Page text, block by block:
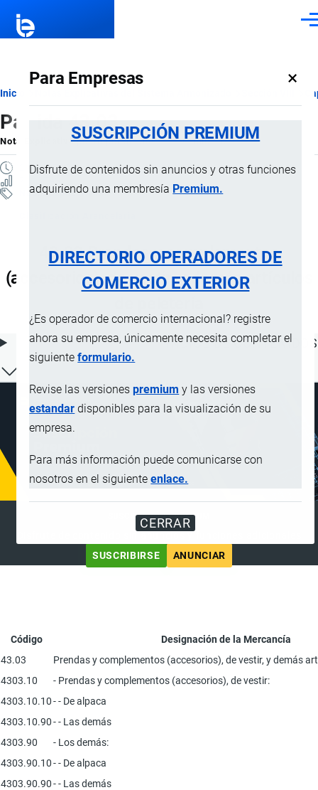
Para Empresas ×
SUSCRIPCIÓN PREMIUM
Disfrute de contenidos sin anuncios y otras funciones
adquiriendo una membresía Premium.
DIRECTORIO OPERADORES DE
COMERCIO EXTERIOR
¿Es operador de comercio internacional? registre
ahora su empresa, únicamente necesita completar el
siguienteformulario.
Revise las versionespremium y las versiones
estandar disponibles para la visualización de su
empresa.
Para más información puede comunicarse con
nosotros en el siguienteenlace.
CERRAR
Ruta
de
navegación
Inicio
Partida 43.03
Nota ExplicativaporImportaciones …, 19 Julio, 2024
2 MINUTOS
Notas Explicativas
43.03 Prendas y complementos
(accesorios), de vestir, y demás artículos
ÍNDICE DE CONTENIDOS
SUSCRIPCIÓN PREMIUM
SUSCRIBIRSE
ANUNCIAR
Código
Designación de la Mercancía
43.03
Prendas y complementos (accesorios), de vestir, y demás
4303.10
- Prendas y complementos (accesorios), de vestir:
4303.10.10- - De alpaca
4303.10.90- - Las demás
4303.90
- Los demás:
4303.90.10- - De alpaca
4303.90.90- - Las demás